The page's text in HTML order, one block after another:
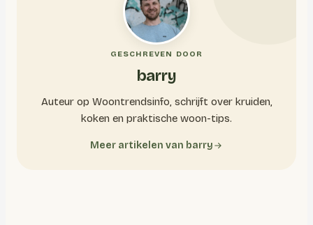
GESCHREVEN DOOR
barry
Auteur op Woontrendsinfo, schrijft over kruiden,
koken en praktische woon-tips.
Meer artikelen van barry